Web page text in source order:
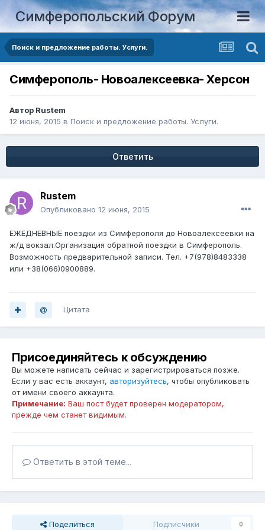
Симферопольский Форум
Поиск и предложение работы. Услуги.
Симферополь- Новоалексеевка- Херсон
Автор Rustem
12 июня, 2015 в Поиск и предложение работы. Услуги.
Ответить
Rustem
Опубликовано 12 июня, 2015
ЕЖЕДНЕВНЫЕ поездки из Симферополя до Новоалексеевки на
ж/д вокзал.Организация обратной поездки в Симферополь.
Возможность предварительной записи. Тел. +7(978)8483338
или +38(066)0900889.
Цитата
Присоединяйтесь к обсуждению
Вы можете написать сейчас и зарегистрироваться позже.
Если у вас есть аккаунт, авторизуйтесь, чтобы опубликовать
от имени своего аккаунта.
Примечание: Ваш пост будет проверен модератором,
прежде чем станет видимым.
Ответить в этой теме...
Поделиться Подписчики 0